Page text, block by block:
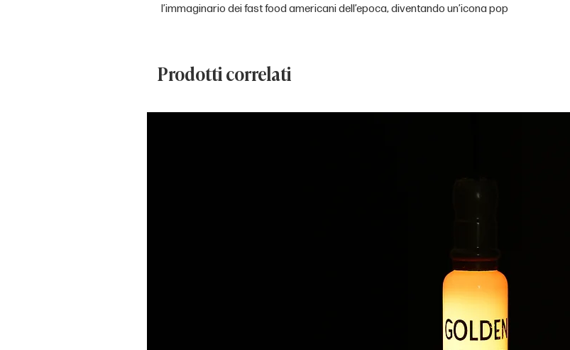
l’immaginario dei fast food americani dell’epoca, diventando un’icona pop
showroom o ambienti a tema con un tocco autentico di vintage americano.
scenografico e di grande fascino.
Prodotti correlati